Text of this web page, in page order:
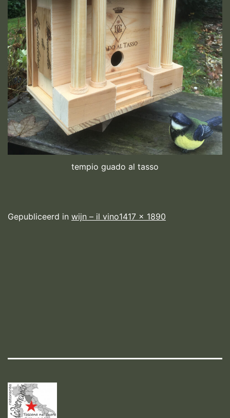
tempio guado al tasso
Gepubliceerd in wijn – il vinoVolledige
1417 × 1890